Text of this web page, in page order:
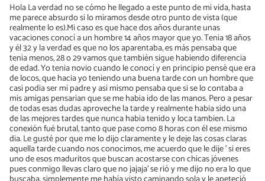
Hola La verdad no se cómo he llegado a este punto de mi vida, hasta
me parece absurdo si lo miramos desde otro punto de vista (que
realmente lo es).Mi caso es que hace dos años durante unas
vacaciones conocí a un hombre 14 años mayor que yo. Tenia 18 años
y él 32 y la verdad es que no los aparentaba, es más pensaba que
tenia menos, 28 o 29 vamos que también sigue habiendo diferencia
de edad. Yo tenia novio cuando le conocí y en principio pensè que era
de locos, que hacia yo teniendo una buena tarde con un hombre que
casi podia ser mi padre y asi mismo pensaba que si se lo contaba a
mis amigas pensarian que se me habia ido de las manos. Pero a pesar
de todas esas dudas aproveche la tarde y realmente habia sido una
de las mejores tardes que nunca habia tenido y loca tambien. La
conexión fué brutal, tanto que pase como 8 horas con él ese mismo
dia. Le gusté por que me lo dijo claramente y le deje las cosas claras
aquella tarde cuando nos conocimos, me acuerdo que le dije ' si eres
uno de esos maduritos que buscan acostarse con chicas jóvenes
pues conmigo llevas claro que no jajaja' se rió y me dijo no era lo que